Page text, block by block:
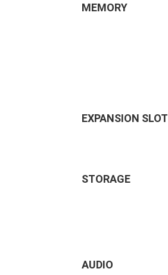
MEMORY
EXPANSION SLOT
STORAGE
AUDIO